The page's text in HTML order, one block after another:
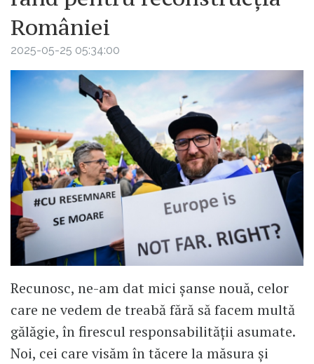
României
2025-05-25 05:34:00
Recunosc, ne-am dat mici șanse nouă, celor
care ne vedem de treabă fără să facem multă
gălăgie, în firescul responsabilității asumate.
Noi, cei care visăm în tăcere la măsura și